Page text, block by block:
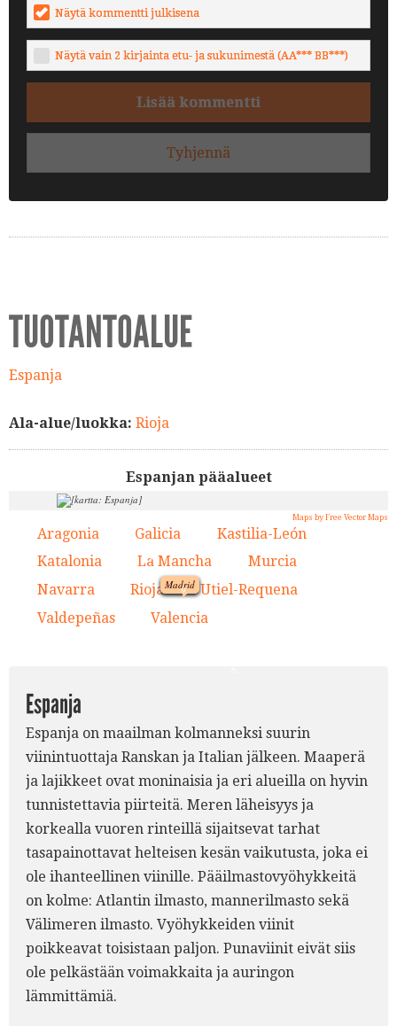
Näytä kommentti julkisena
Näytä vain 2 kirjainta etu- ja sukunimestä (AA*** BB***)
Lisää kommentti
Tyhjennä
TUOTANTOALUE
Espanja
Ala-alue/luokka: Rioja
Espanjan pääalueet
Madrid
1.
2.
3.
5.
7.
Maps by Free Vector Maps
Aragonia Galicia Kastilia-León
Katalonia La Mancha Murcia
Navarra Rioja 9. Utiel-Requena
Valdepeñas Valencia
Espanja
Espanja on maailman kolmanneksi suurin
viinintuottaja Ranskan ja Italian jälkeen. Maaperä
ja lajikkeet ovat moninaisia ja eri alueilla on hyvin
tunnistettavia piirteitä. Meren läheisyys ja
korkealla vuoren rinteillä sijaitsevat tarhat
tasapainottavat helteisen kesän vaikutusta, joka ei
ole ihanteellinen viinille. Pääilmastovyöhykkeitä
on kolme: Atlantin ilmasto, mannerilmasto sekä
Välimeren ilmasto. Vyöhykkeiden viinit
poikkeavat toisistaan paljon. Punaviinit eivät siis
ole pelkästään voimakkaita ja auringon
lämmittämiä.